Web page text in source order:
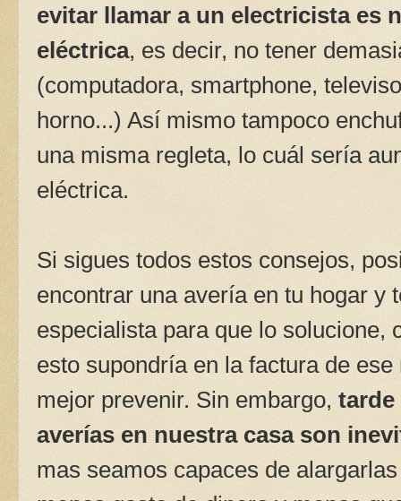
evitar llamar a un electricista es
eléctrica, es decir, no tener
(computadora, smartphone,
horno...) Así mismo tampoco
una misma regleta, lo cuál sería
eléctrica.
Si sigues todos estos consejos,
encontrar una avería en tu hogar y
especialista para que lo solucione,
esto supondría en la factura de
mejor prevenir. Sin embargo, tarde
averías en nuestra casa son
mas seamos capaces de